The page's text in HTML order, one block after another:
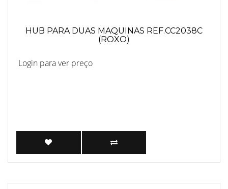
HUB PARA DUAS MAQUINAS REF.CC2038C
(ROXO)
Login para ver preço